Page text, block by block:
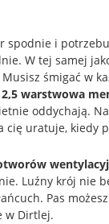
i
W tej samej
Musisz śmigać w
warstwowa
oddychają.
uratuje, kiedy
Luźny krój nie
Pas
w Dirtlej.